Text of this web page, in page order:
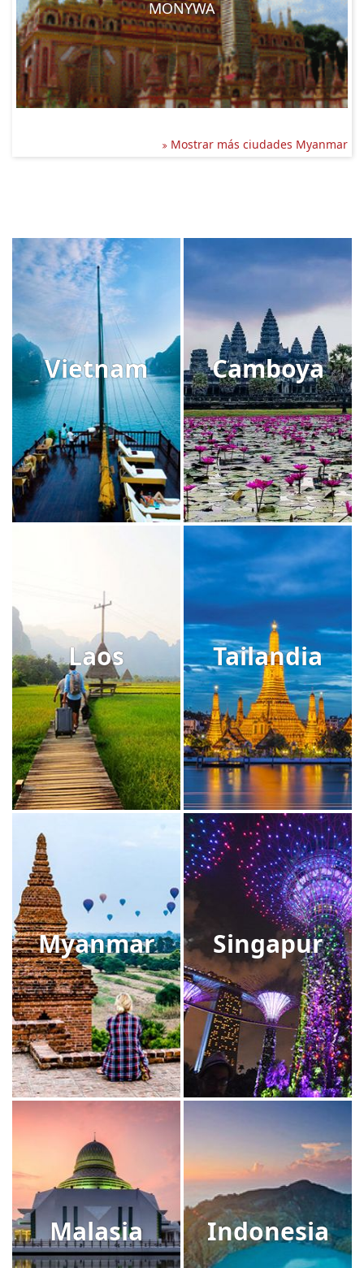
MONYWA
Mostrar más ciudades Myanmar
Vietnam Camboya
Laos Tailandia
Myanmar Singapur
Malasia Indonesia